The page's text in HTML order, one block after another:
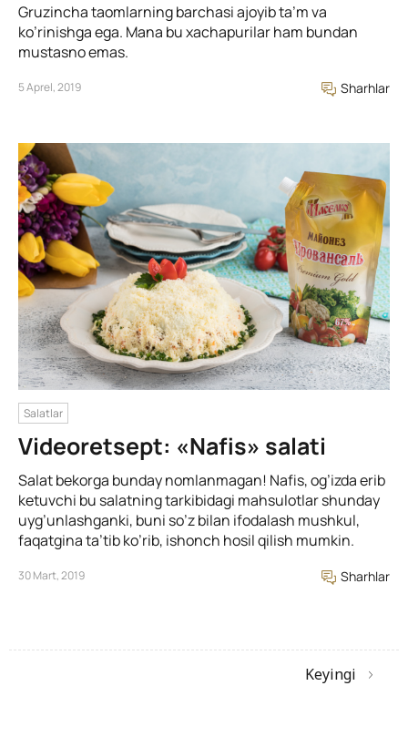
Gruzincha taomlarning barchasi ajoyib ta’m va
ko’rinishga ega. Mana bu xachapurilar ham bundan
mustasno emas.
5 Aprel, 2019 Sharhlar
Salatlar
Videoretsept: «Nafis» salati
Salat bekorga bunday nomlanmagan! Nafis, og’izda erib
ketuvchi bu salatning tarkibidagi mahsulotlar shunday
uyg’unlashganki, buni so’z bilan ifodalash mushkul,
faqatgina ta’tib ko’rib, ishonch hosil qilish mumkin.
30 Mart, 2019 Sharhlar
Keyingi